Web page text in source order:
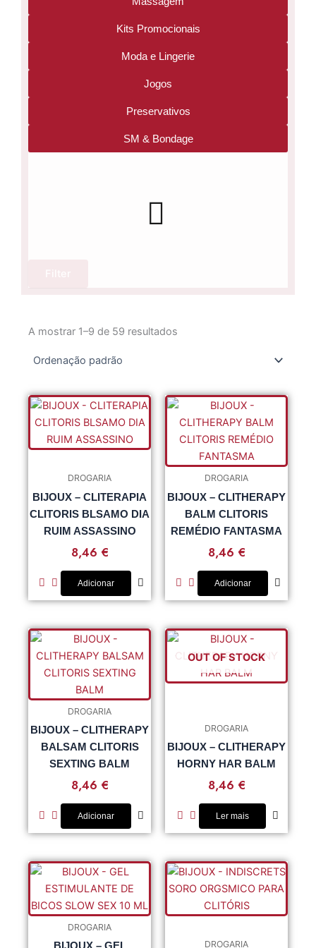
Kits Promocionais
Moda e Lingerie
Jogos
Preservativos
SM & Bondage
A mostrar 1–9 de 59 resultados
DROGARIA
BIJOUX – CLITERAPIA
CLITORIS BLSAMO DIA
RUIM ASSASSINO
8,46 €
Adicionar
DROGARIA
BIJOUX – CLITHERAPY
BALM CLITORIS
REMÉDIO FANTASMA
8,46 €
Adicionar
DROGARIA
BIJOUX – CLITHERAPY
BALSAM CLITORIS
SEXTING BALM
8,46 €
Adicionar
OUT OF STOCK
DROGARIA
BIJOUX – CLITHERAPY
HORNY HAR BALM
8,46 €
Ler mais
DROGARIA
BIJOUX – GEL DROGARIA